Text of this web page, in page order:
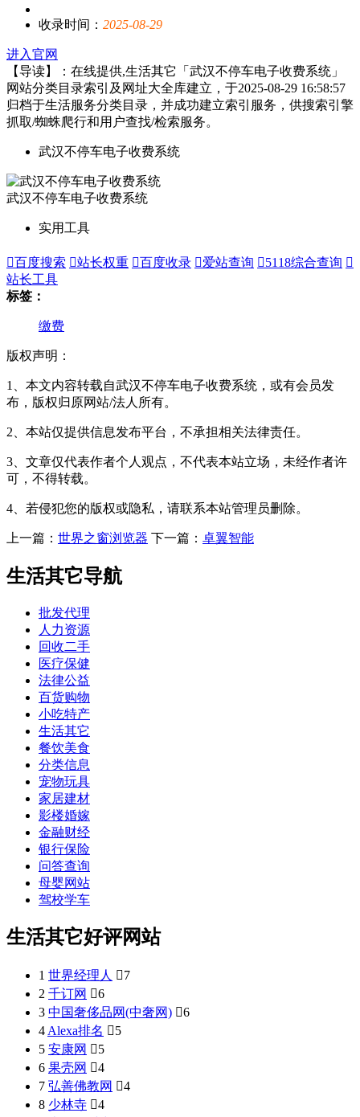
收录时间： 2025-08-29
进入官网
【导读】：在线提供,生活其它「武汉不停车电子收费系统」
网站分类目录索引及网址大全库建立，于2025-08-29 16:58:57
归档于生活服务分类目录，并成功建立索引服务，供搜索引擎
抓取/蜘蛛爬行和用户查找/检索服务。
武汉不停车电子收费系统
武汉不停车电子收费系统
实用工具
百度搜索 站长权重 百度收录 爱站查询 5118综合查询 
站长工具
标签：
缴费
版权声明：
1、本文内容转载自武汉不停车电子收费系统，或有会员发
布，版权归原网站/法人所有。
2、本站仅提供信息发布平台，不承担相关法律责任。
3、文章仅代表作者个人观点，不代表本站立场，未经作者许
可，不得转载。
4、若侵犯您的版权或隐私，请联系本站管理员删除。
上一篇： 世界之窗浏览器 下一篇： 卓翼智能
生活其它导航
批发代理
人力资源
回收二手
医疗保健
法律公益
百货购物
小吃特产
生活其它
餐饮美食
分类信息
宠物玩具
家居建材
影楼婚嫁
金融财经
银行保险
问答查询
母婴网站
驾校学车
生活其它好评网站
1 世界经理人 7
2 千订网 6
3 中国奢侈品网(中奢网) 6
4 Alexa排名 5
5 安康网 5
6 果壳网 4
7 弘善佛教网 4
8 少林寺 4